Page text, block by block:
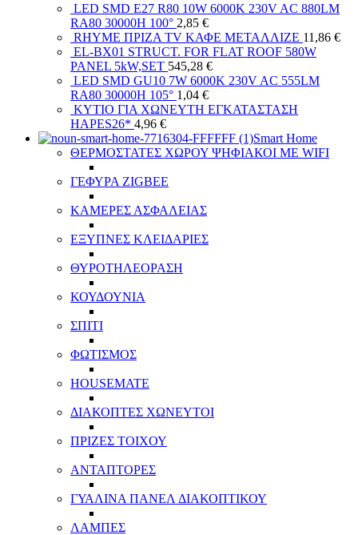
LED SMD E27 R80 10W 6000K 230V AC 880LM
RA80 30000H 100° 2,85 €
RHYME ΠΡΙΖΑ ТV ΚΑΦΕ ΜΕΤΑΛΛΙΖΕ 11,86 €
EL-BX01 STRUCT. FOR FLAT ROOF 580W
PANEL 5kW,SET 545,28 €
LED SMD GU10 7W 6000K 230V AC 555LM
RA80 30000H 105° 1,04 €
ΚΥΤΙΟ ΓΙΑ ΧΩΝΕΥΤΗ ΕΓΚΑΤΑΣΤΑΣΗ
HAPES26* 4,96 €
Smart Home
ΘΕΡΜΟΣΤΑΤΕΣ ΧΩΡΟΥ ΨΗΦΙΑΚΟΙ ΜΕ WIFI
ΓΕΦΥΡΑ ZIGBEE
ΚΑΜΕΡΕΣ ΑΣΦΑΛΕΙΑΣ
ΕΞΥΠΝΕΣ ΚΛΕΙΔΑΡΙΕΣ
ΘΥΡΟΤΗΛΕΟΡΑΣΗ
ΚΟΥΔΟΥΝΙΑ
ΣΠΙΤΙ
ΦΩΤΙΣΜΟΣ
HOUSEMATE
ΔΙΑΚΟΠΤΕΣ ΧΩΝΕΥΤΟΙ
ΠΡΙΖΕΣ ΤΟΙΧΟΥ
ΑΝΤΑΠΤΟΡΕΣ
ΓΥΑΛΙΝΑ ΠΑΝΕΛ ΔΙΑΚΟΠΤΙΚΟΥ
ΛΑΜΠΕΣ